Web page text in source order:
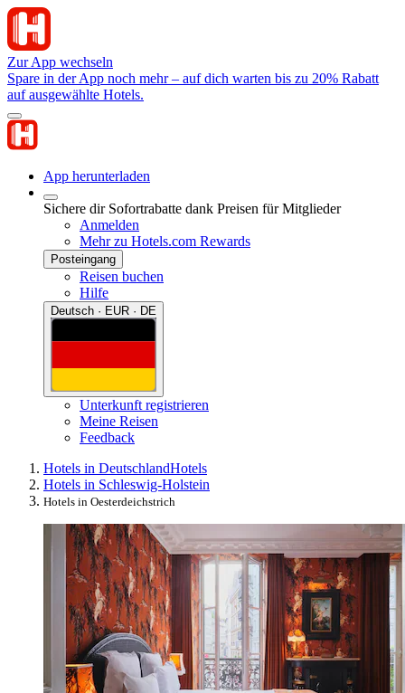
Zur App wechseln
Spare in der App noch mehr – auf dich warten bis zu 20% Rabatt
auf ausgewählte Hotels.
App herunterladen
Sichere dir Sofortrabatte dank Preisen für Mitglieder
Anmelden
Mehr zu Hotels.com Rewards
Posteingang
Reisen buchen
Hilfe
Deutsch · EUR · DE
Unterkunft registrieren
Meine Reisen
Feedback
Hotels in DeutschlandHotels
Hotels in Schleswig-Holstein
Hotels in Oesterdeichstrich